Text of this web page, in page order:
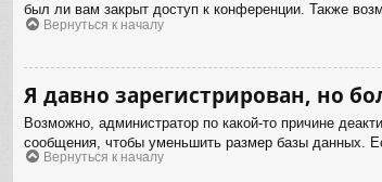
был ли вам закрыт доступ к конференции. Также
Вернуться к началу
Я давно зарегистрирован, но
Возможно, администратор по какой-то причине
сообщения, чтобы уменьшить размер базы данных.
Вернуться к началу